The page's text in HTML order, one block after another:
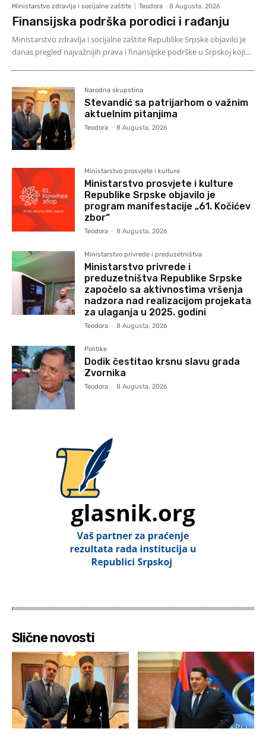
Ministarstvo zdravlja i socijalne zaštite Teodora - 8 Augusta, 2026
Finansijska podrška porodici i rađanju
Ministarstvo zdravlja i socijalne zaštite Republike Srpske objavilo je
danas pregled najvažnijih prava i finansijske podrške u Srpskoj koji...
Narodna skupstina
Stevandić sa patrijarhom o važnim
aktuelnim pitanjima
Teodora - 8 Augusta, 2026
Ministarstvo prosvjete i kulture
Ministarstvo prosvjete i kulture
Republike Srpske objavilo je
program manifestacije „61. Kočićev
zbor“
Teodora - 8 Augusta, 2026
Ministarstvo privrede i preduzetništva
Ministarstvo privrede i
preduzetništva Republike Srpske
započelo sa aktivnostima vršenja
nadzora nad realizacijom projekata
za ulaganja u 2025. godini
Teodora - 8 Augusta, 2026
Politike
Dodik čestitao krsnu slavu grada
Zvornika
Teodora - 8 Augusta, 2026
Slične novosti